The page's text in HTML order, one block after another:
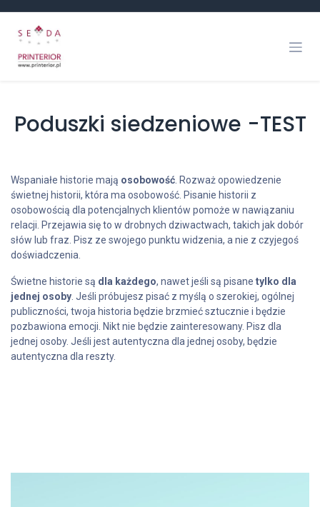
Poduszki siedzeniowe -TEST
Wspaniałe historie mają osobowość . Rozważ opowiedzenie
świetnej historii, która ma osobowość. Pisanie historii z
osobowością dla potencjalnych klientów pomoże w nawiązaniu
relacji. Przejawia się to w drobnych dziwactwach, takich jak dobór
słów lub fraz. Pisz ze swojego punktu widzenia, a nie z czyjegoś
doświadczenia.
Świetne historie są dla każdego, nawet jeśli są pisane tylko dla
jednej osoby . Jeśli próbujesz pisać z myślą o szerokiej, ogólnej
publiczności, twoja historia będzie brzmieć sztucznie i będzie
pozbawiona emocji. Nikt nie będzie zainteresowany. Pisz dla
jednej osoby. Jeśli jest autentyczna dla jednej osoby, będzie
autentyczna dla reszty.